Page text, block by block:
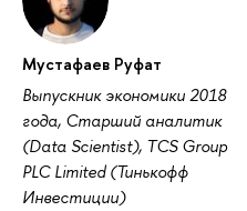
Мустафаев Руфат
Выпускник экономики 2018
года, Старший аналитик
(Data Scientist), TCS Group
PLC Limited (Тинькофф
Инвестиции)